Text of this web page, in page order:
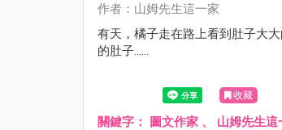
作者：山姆先生這一家
有天，橘子走在路上看到肚子大
的肚子......
收藏
關鍵字： 圖文作家 、 山姆先生這